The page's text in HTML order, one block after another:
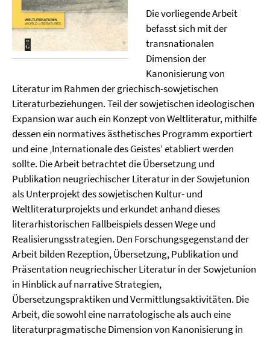
Die vorliegende Arbeit
befasst sich mit der
transnationalen
Dimension der
Kanonisierung von
Literatur im Rahmen der griechisch-sowjetischen
Literaturbeziehungen. Teil der sowjetischen ideologischen
Expansion war auch ein Konzept von Weltliteratur, mithilfe
dessen ein normatives ästhetisches Programm exportiert
und eine ‚Internationale des Geistes‘ etabliert werden
sollte. Die Arbeit betrachtet die Übersetzung und
Publikation neugriechischer Literatur in der Sowjetunion
als Unterprojekt des sowjetischen Kultur- und
Weltliteraturprojekts und erkundet anhand dieses
literarhistorischen Fallbeispiels dessen Wege und
Realisierungsstrategien. Den Forschungsgegenstand der
Arbeit bilden Rezeption, Übersetzung, Publikation und
Präsentation neugriechischer Literatur in der Sowjetunion
in Hinblick auf narrative Strategien,
Übersetzungspraktiken und Vermittlungsaktivitäten. Die
Arbeit, die sowohl eine narratologische als auch eine
literaturpragmatische Dimension von Kanonisierung in